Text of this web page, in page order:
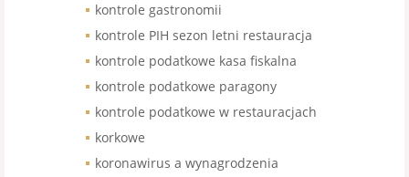
kontrole gastronomii
kontrole PIH sezon letni restauracja
kontrole podatkowe kasa fiskalna
kontrole podatkowe paragony
kontrole podatkowe w restauracjach
korkowe
koronawirus a wynagrodzenia